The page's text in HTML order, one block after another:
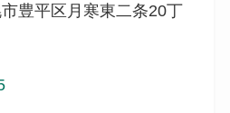
豊平区月寒東二条20丁